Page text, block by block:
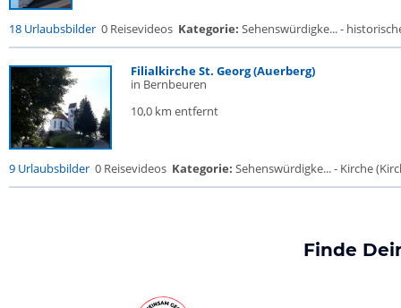
18 Urlaubsbilder 0 Reisevideos Kategorie: Sehenswürdigke... -
Filialkirche St. Georg (Auerberg)
in Bernbeuren
10,0 km entfernt
9 Urlaubsbilder 0 Reisevideos Kategorie: Sehenswürdigke... - Kirche
Finde